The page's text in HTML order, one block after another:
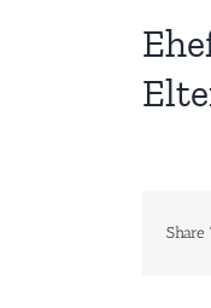
Share